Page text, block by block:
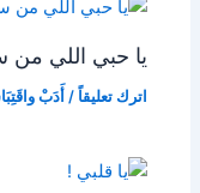
يا حبي اللي
اترك تعليقاً /أَدَبْ